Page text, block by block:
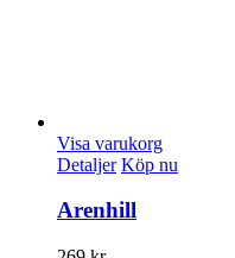
Visa varukorg
Detaljer Köp nu
Arenhill